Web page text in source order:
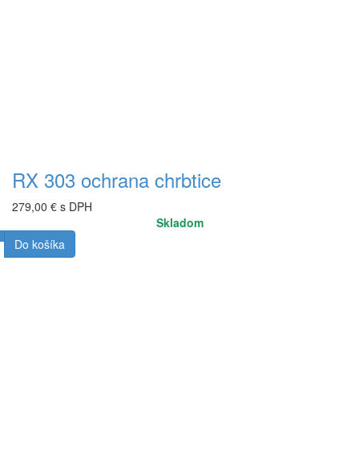
RX 303 ochrana chrbtice
279,00 € s DPH
Skladom
Do košíka